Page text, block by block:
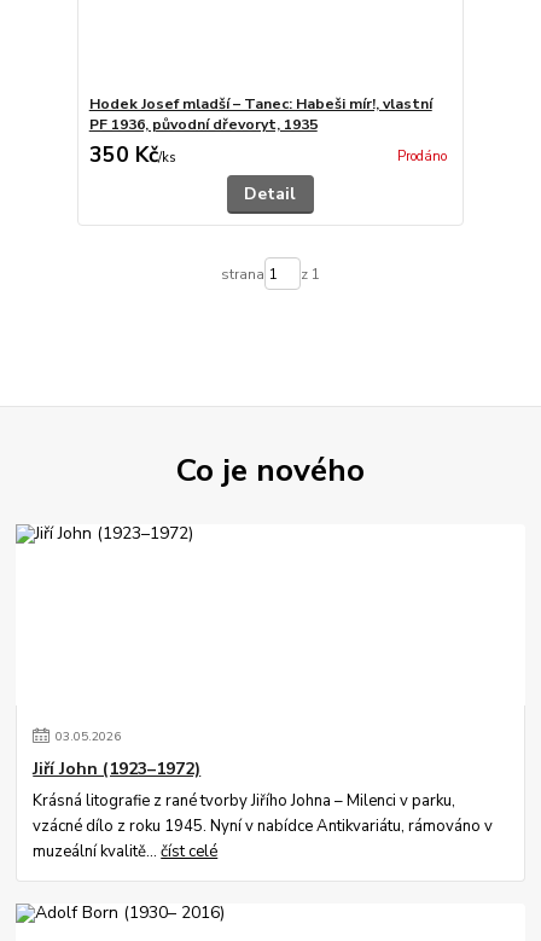
Hodek Josef mladší – Tanec: Habeši mír!, vlastní
PF 1936, původní dřevoryt, 1935
350 Kč/ks Prodáno
Detail
strana z 1
Co je nového
03.05.2026
Jiří John (1923–1972)
Krásná litografie z rané tvorby Jiřího Johna – Milenci v parku,
vzácné dílo z roku 1945. Nyní v nabídce Antikvariátu, rámováno v
muzeální kvalitě...číst celé